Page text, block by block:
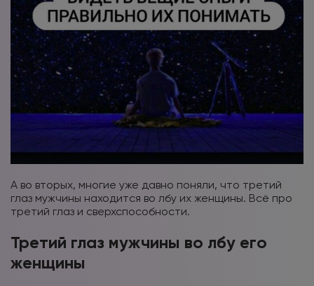
А во вторых, многие уже давно поняли, что третий
глаз мужчины находится во лбу их женщины. Всё про
третий глаз и сверхспособности.
Третий глаз мужчины во лбу его
женщины